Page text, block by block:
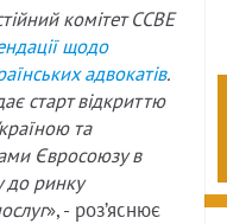
комітет ССВЕ
щодо
адвокатів.
старт відкриттю
та
Євросоюзу в
до ринку
», - роз’яснює
Адвокат+